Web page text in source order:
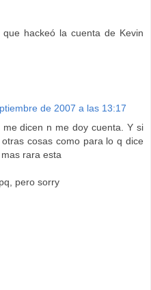
hackeó la cuenta de Kevin
de 2007 a las 13:17
dicen n me doy cuenta. Y si
cosas como para lo q dice
rara esta
pero sorry